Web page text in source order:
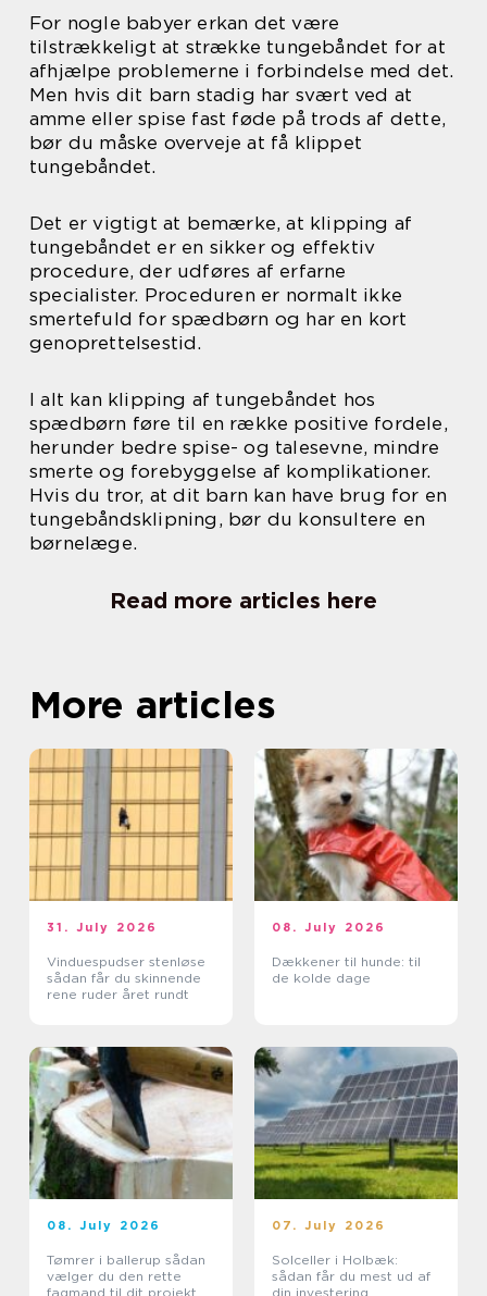
For nogle babyer erkan det være
tilstrækkeligt at strække tungebåndet for at
afhjælpe problemerne i forbindelse med det.
Men hvis dit barn stadig har svært ved at
amme eller spise fast føde på trods af dette,
bør du måske overveje at få klippet
tungebåndet.
Det er vigtigt at bemærke, at klipping af
tungebåndet er en sikker og effektiv
procedure, der udføres af erfarne
specialister. Proceduren er normalt ikke
smertefuld for spædbørn og har en kort
genoprettelsestid.
I alt kan klipping af tungebåndet hos
spædbørn føre til en række positive fordele,
herunder bedre spise- og talesevne, mindre
smerte og forebyggelse af komplikationer.
Hvis du tror, at dit barn kan have brug for en
tungebåndsklipning, bør du konsultere en
børnelæge.
Read more articles here
More articles
31. July 2026
Vinduespudser stenløse
sådan får du skinnende
rene ruder året rundt
08. July 2026
Dækkener til hunde: til
de kolde dage
08. July 2026
Tømrer i ballerup sådan
vælger du den rette
fagmand til dit projekt
07. July 2026
Solceller i Holbæk:
sådan får du mest ud af
din investering